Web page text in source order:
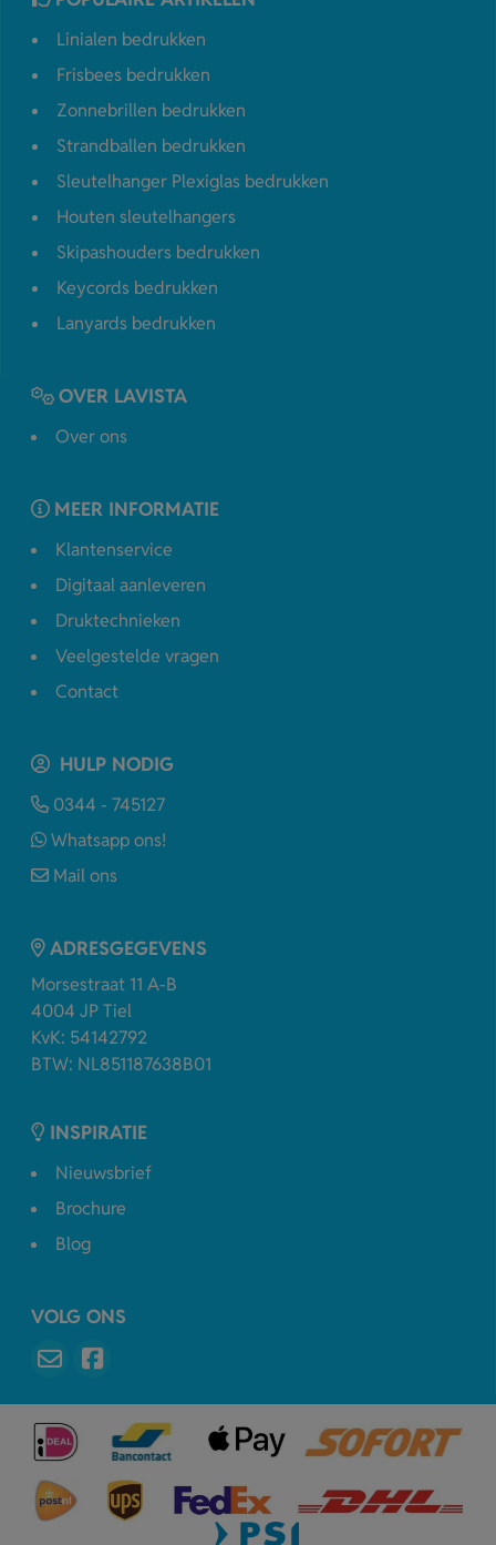
Linialen bedrukken
Frisbees bedrukken
Zonnebrillen bedrukken
Strandballen bedrukken
Sleutelhanger Plexiglas bedrukken
Houten sleutelhangers
Skipashouders bedrukken
Keycords bedrukken
Lanyards bedrukken
OVER LAVISTA
Over ons
MEER INFORMATIE
Klantenservice
Digitaal aanleveren
Druktechnieken
Veelgestelde vragen
Contact
HULP NODIG
0344 - 745127
Whatsapp ons!
Mail ons
ADRESGEGEVENS
Morsestraat 11 A-B
4004 JP Tiel
KvK: 54142792
BTW: NL851187638B01
INSPIRATIE
Nieuwsbrief
Brochure
Blog
VOLG ONS